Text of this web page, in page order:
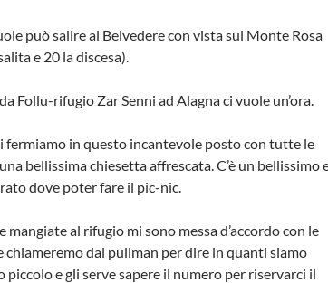
può salire al Belvedere con vista sul Monte Rosa
e 20 la discesa).
Follu-rifugio Zar Senni ad Alagna ci vuole un’ora.
fermiamo in questo incantevole posto con tutte le
bellissima chiesetta affrescata. C’è un bellissimo
dove poter fare il pic-nic.
mangiate al rifugio mi sono messa d’accordo con le
chiameremo dal pullman per dire in quanti siamo
piccolo e gli serve sapere il numero per riservarci il